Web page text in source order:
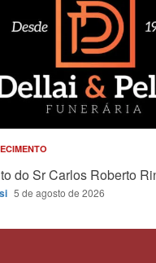
do Sr Carlos Roberto
5 de agosto de 2026